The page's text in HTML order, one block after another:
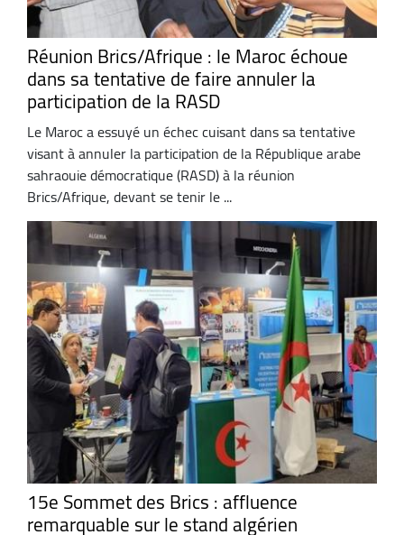
Réunion Brics/Afrique : le Maroc échoue
dans sa tentative de faire annuler la
participation de la RASD
Le Maroc a essuyé un échec cuisant dans sa tentative
visant à annuler la participation de la République arabe
sahraouie démocratique (RASD) à la réunion
Brics/Afrique, devant se tenir le ...
15e Sommet des Brics : affluence
remarquable sur le stand algérien